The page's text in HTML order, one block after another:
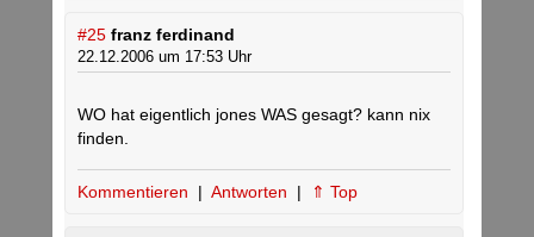
#25 franz ferdinand
22.12.2006 um 17:53 Uhr
WO hat eigentlich jones WAS gesagt? kann nix
finden.
Kommentieren | Antworten | ⇑ Top